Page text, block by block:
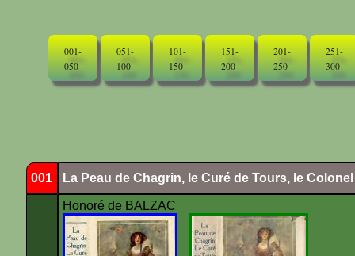
001-
050
051-
100
101-
150
151-
200
201-
250
251-
300
001 La Peau de Chagrin, le Curé de Tours, le
Honoré de BALZAC